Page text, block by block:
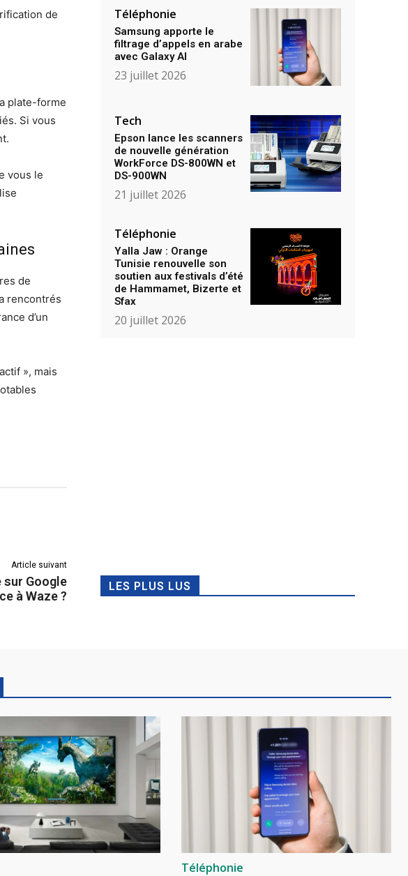
de
plate-forme
Si vous
vous le
de
rencontrés
d’un
», mais
Article suivant
sur Google
à Waze ?
Téléphonie
Samsung apporte le
filtrage d’appels en arabe
avec Galaxy AI
23 juillet 2026
Tech
Epson lance les scanners
de nouvelle génération
WorkForce DS-800WN et
DS-900WN
21 juillet 2026
Téléphonie
Yalla Jaw : Orange
Tunisie renouvelle son
soutien aux festivals d’été
de Hammamet, Bizerte et
Sfax
20 juillet 2026
LES PLUS LUS
Téléphonie